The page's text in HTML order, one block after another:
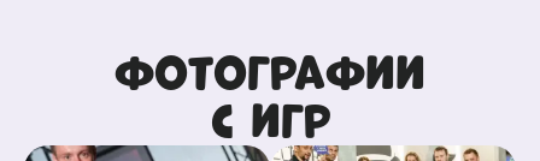
Фотографии
с игр